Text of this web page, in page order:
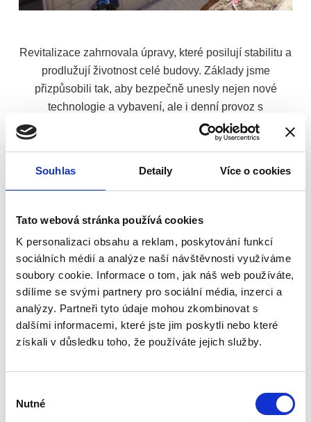
Souhlas Detaily Více o cookies
Tato webová stránka používá cookies
K personalizaci obsahu a reklam, poskytování funkcí
sociálních médií a analýze naší návštěvnosti využíváme
soubory cookie. Informace o tom, jak náš web používáte,
sdílíme se svými partnery pro sociální média, inzerci a
analýzy. Partneři tyto údaje mohou zkombinovat s
dalšími informacemi, které jste jim poskytli nebo které
získali v důsledku toho, že používáte jejich služby.
souhlasu
Nutné
Revitalizace zahrnovala úpravy, které posilují stabilitu a
prodlužují životnost celé budovy. Základy jsme
přizpůsobili tak, aby bezpečně unesly nejen nové
technologie a vybavení, ale i denní provoz s
bezbariérovými úpravami, které jsou pro nás klíčové.
Každý krok této fáze jsme pečlivě plánovali s ohledem
Pro budoucí klienty to znamená jediné – že jejich nový
domov bude stát na pevných, spolehlivých základech.
Doslova i symbolicky. Ať už půjde o pohodlný pokoj,
společenskou místnost nebo bezpečný výtah, vše bude
postaveno na jistotě, která začne právě pod jejich
nohama.